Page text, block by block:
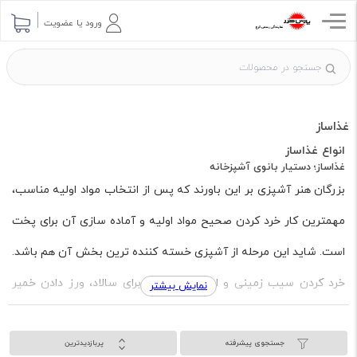
ورود یا عضویت
غذاساز
انواع غذاساز
غذاساز؛ دستیار بانوی آشپزخانه
بزرگان هنر آشپزی بر این باورند که پس از انتخاب مواد اولیه مناسب،
مهمترین کار خرد کردن صحیح مواد اولیه و آماده سازی آن برای پخت
است. شاید این مرحله از آشپزی خسته کننده ترین بخش آن هم باشد.
خرد کردن سیب زمینی و انواع سبزیجات برای سالاد، ورز دادن خمیر
کارهایی است که از خود پخت و پز طولانی تر و البته کم هیجان تر
نمایش بیشتر
جستجوی پیشرفته پربازدیدترین